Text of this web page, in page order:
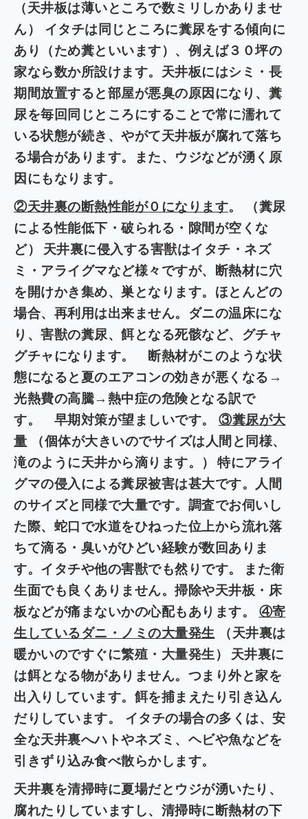
（天井板は薄いところで数ミリしかありませ
ん） イタチは同じところに糞尿をする傾向に
あり（ため糞といいます）、例えば３０坪の
家なら数か所設けます。天井板にはシミ・長
期間放置すると部屋が悪臭の原因になり、糞
尿を毎回同じところにすることで常に濡れて
いる状態が続き、やがて天井板が腐れて落ち
る場合があります。また、ウジなどが湧く原
因にもなります。
②天井裏の断熱性能が０になります。
（糞尿
による性能低下・破られる・隙間が空くな
ど）
天井裏に侵入する害獣はイタチ・ネズ
ミ・アライグマなど様々ですが、断熱材に穴
を開けかき集め、巣となります。ほとんどの
場合、再利用は出来ません。ダニの温床にな
り、害獣の糞尿、餌となる死骸など、グチャ
グチャになります。 断熱材がこのような状
態になると夏のエアコンの効きが悪くなる→
光熱費の高騰→熱中症の危険となる訳で
す。 早期対策が望ましいです。 ③糞尿が大
量 （個体が大きいのでサイズは人間と同様、
滝のように天井から滴ります。）
特にアライ
グマの侵入による糞尿被害は甚大です。人間
のサイズと同様で大量です。調査でお伺いし
た際、蛇口で水道をひねった位上から流れ落
ちて滴る・臭いがひどい経験が数回ありま
す。イタチや他の害獣でも然りです。
また衛
生面でも良くありません。掃除や天井板・床
板などが痛まないかの心配もあります。 ④寄
生しているダニ・ノミの大量発生 （天井裏は
暖かいのですぐに繁殖・大量発生）
天井裏に
は餌となる物がありません。つまり外と家を
出入りしています。餌を捕まえたり引き込ん
だり しています。 イタチの場合の多くは、安
全な天井裏へハトやネズミ、ヘビや魚などを
引きずり込み食べ散らかします。
天井裏を清掃時に夏場だとウジが湧いたり、
腐れたりしていますし、清掃時に断熱材の下